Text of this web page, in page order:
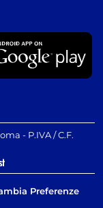
- P.IVA / C.F.
Preferenze